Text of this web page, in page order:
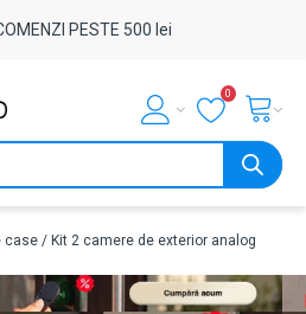
PESTE 500 lei
0
case / Kit 2 camere de exterior analog